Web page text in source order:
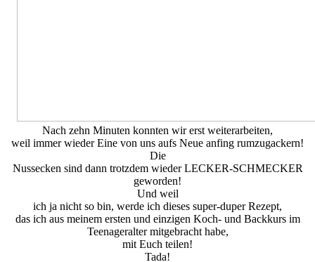
Nach zehn Minuten konnten wir erst weiterarbeiten,
weil immer wieder Eine von uns aufs Neue anfing rumzugackern!
Die
Nussecken sind dann trotzdem wieder LECKER-SCHMECKER
geworden!
Und weil
ich ja nicht so bin, werde ich dieses super-duper Rezept,
das ich aus meinem ersten und einzigen Koch- und Backkurs im
Teenageralter mitgebracht habe,
mit Euch teilen!
Tada!